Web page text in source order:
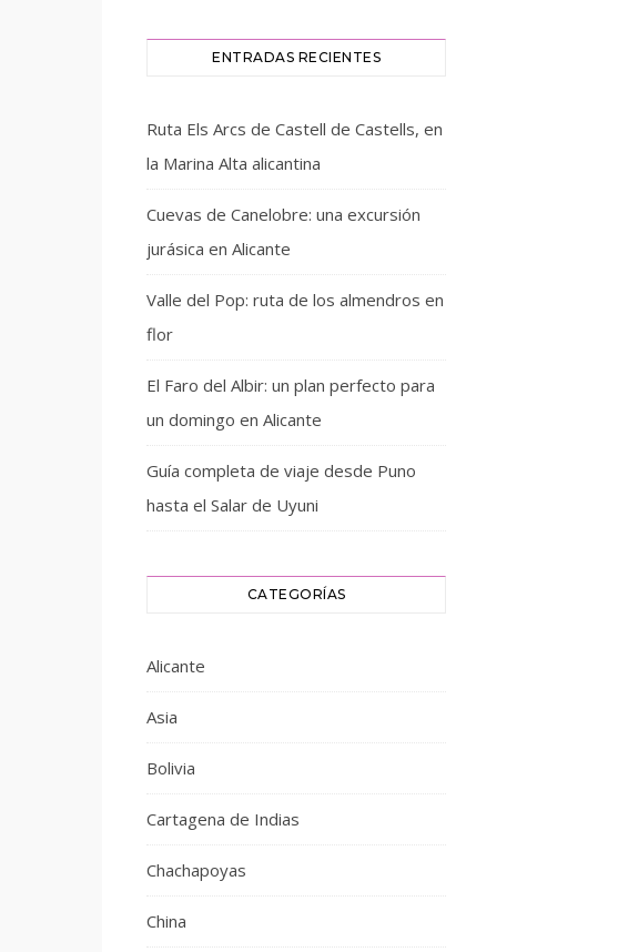
ENTRADAS RECIENTES
Ruta Els Arcs de Castell de Castells, en
la Marina Alta alicantina
Cuevas de Canelobre: una excursión
jurásica en Alicante
Valle del Pop: ruta de los almendros en
flor
El Faro del Albir: un plan perfecto para
un domingo en Alicante
Guía completa de viaje desde Puno
hasta el Salar de Uyuni
CATEGORÍAS
Alicante
Asia
Bolivia
Cartagena de Indias
Chachapoyas
China